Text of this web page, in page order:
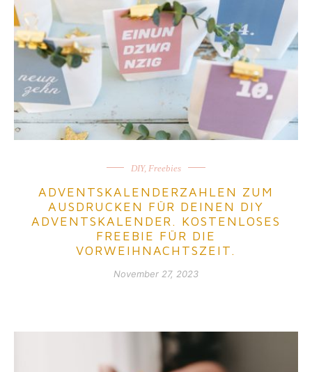
DIY, Freebies
ADVENTSKALENDERZAHLEN ZUM
AUSDRUCKEN FÜR DEINEN DIY
ADVENTSKALENDER. KOSTENLOSES
FREEBIE FÜR DIE
VORWEIHNACHTSZEIT.
November 27, 2023